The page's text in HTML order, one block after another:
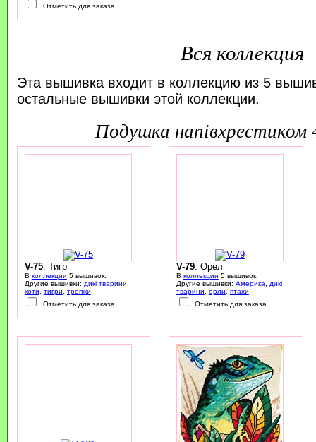
Отметить для заказа
Вся коллекция
Эта вышивка входит в коллекцию из 5
остальные вышивки этой коллекции.
подушка
V-75: Тигр
В коллекции 5 вышивок.
Другие вышивки: дикі тварини
коти
тигри
тропіки
Отметить для заказа
V-79: Орел
В коллекции 5 вышивок.
Другие вышивки: Америка
дикі
тварини
орли
птахи
Отметить для заказа